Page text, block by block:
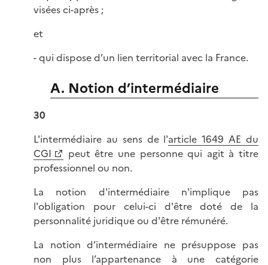
visées ci-après ;
et
- qui dispose d’un lien territorial avec la France.
A. Notion d’intermédiaire
30
L'intermédiaire au sens de l'article 1649 AE du
CGI
peut être une personne qui agit à titre
professionnel ou non.
La notion d'intermédiaire n'implique pas
l'obligation pour celui-ci d'être doté de la
personnalité juridique ou d'être rémunéré.
La notion d’intermédiaire ne présuppose pas
non plus l’appartenance à une catégorie